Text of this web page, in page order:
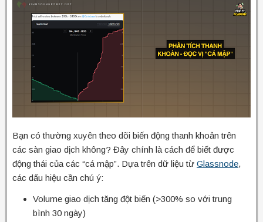
Bạn có thường xuyên theo dõi biến động thanh khoản trên
các sàn giao dịch không? Đây chính là cách để biết được
động thái của các “cá mập”. Dựa trên dữ liệu từ Glassnode,
các dấu hiệu cần chú ý:
Volume giao dịch tăng đột biến (>300% so với trung
bình 30 ngày)